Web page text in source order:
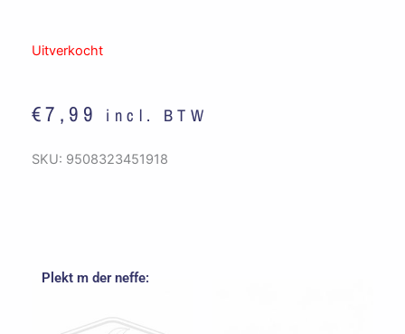
Uitverkocht
€7,99 incl. BTW
SKU: 9508323451918
Plekt m der neffe: